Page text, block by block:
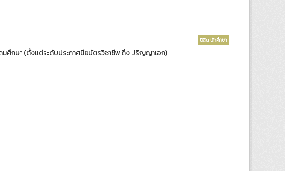
นิสิต นักศึกษา
มศึกษา (ตั้งแต่ระดับประกาศนียบัตรวิชาชีพ ถึง ปริญญาเอก)